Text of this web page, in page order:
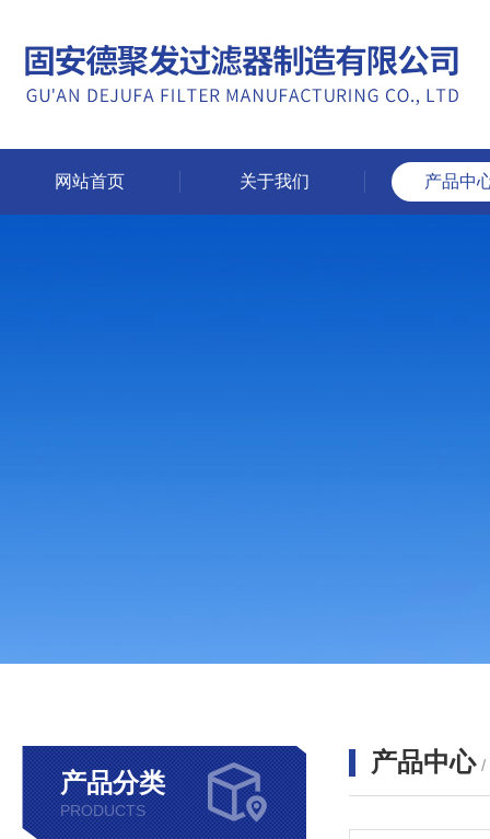
网站首页 关于我们 产品中
产品分类
PRODUCTS
产品中心 /